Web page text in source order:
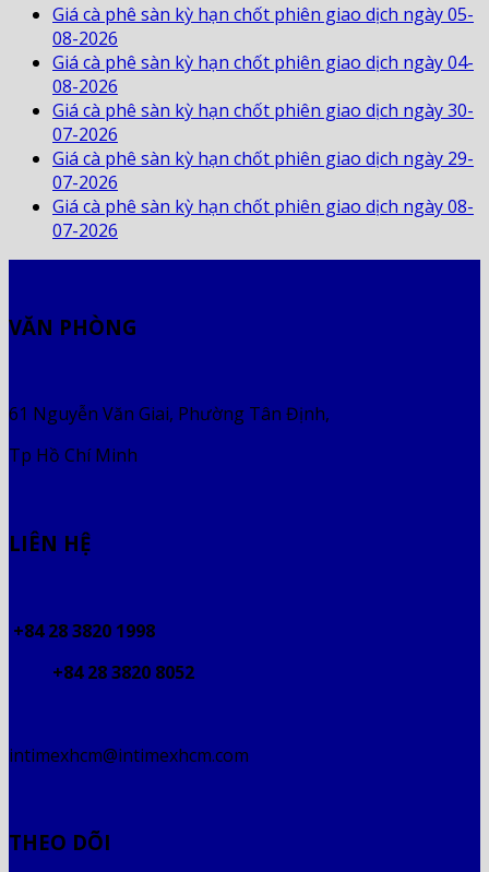
Giá cà phê sàn kỳ hạn chốt phiên giao dịch ngày 05-
08-2026
Giá cà phê sàn kỳ hạn chốt phiên giao dịch ngày 04-
08-2026
Giá cà phê sàn kỳ hạn chốt phiên giao dịch ngày 30-
07-2026
Giá cà phê sàn kỳ hạn chốt phiên giao dịch ngày 29-
07-2026
Giá cà phê sàn kỳ hạn chốt phiên giao dịch ngày 08-
07-2026
VĂN PHÒNG
61 Nguyễn Văn Giai, Phường Tân Định,
Tp Hồ Chí Minh
LIÊN HỆ
+84 28 3820 1998
+84 28 3820 8052
intimexhcm@intimexhcm.com
THEO DÕI